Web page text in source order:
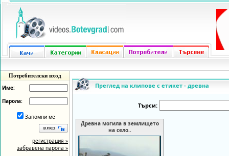
Потребителски вход
Име:
Парола:
Запомни ме
регистрация »
забравена парола »
Преглед на клипове с етикет - древна
Търси:
Древна могила в землището
на село..